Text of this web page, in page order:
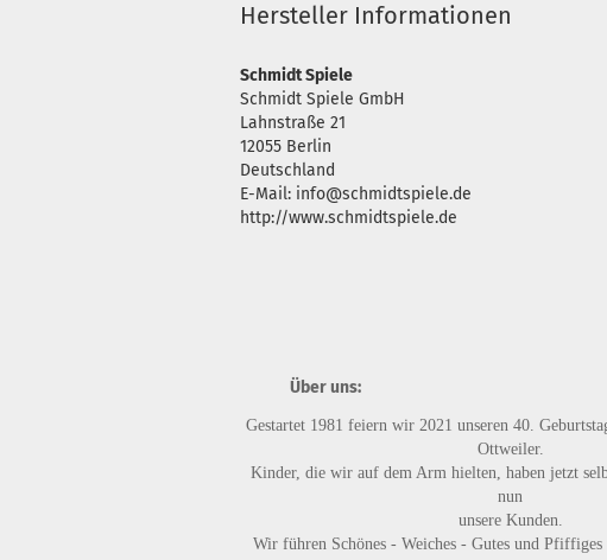
Hersteller Informationen
Schmidt Spiele
Schmidt Spiele GmbH
Lahnstraße 21
12055 Berlin
Deutschland
E-Mail: info@schmidtspiele.de
http://www.schmidtspiele.de
Über uns:
Gestartet 1981 feiern wir 2021 unseren 40.
Ottweiler.
Kinder, die wir auf dem Arm hielten, haben jetzt
nun
unsere Kunden.
Wir führen Schönes - Weiches - Gutes und Pfiffiges